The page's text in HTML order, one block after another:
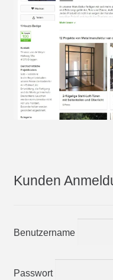
Kunden
Benutzername
Passwort